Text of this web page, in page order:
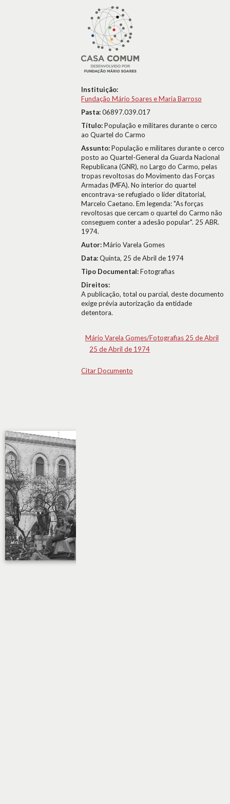
Instituição:
Fundação Mário Soares e Maria Barroso
Pasta:06897.039.017
Título:População e militares durante o cerco
ao Quartel do Carmo
Assunto:População e militares durante o cerco
posto ao Quartel-General da Guarda Nacional
Republicana (GNR), no Largo do Carmo, pelas
tropas revoltosas do Movimento das Forças
Armadas (MFA). No interior do quartel
encontrava-se refugiado o líder ditatorial,
Marcelo Caetano. Em legenda: "As forças
revoltosas que cercam o quartel do Carmo não
conseguem conter a adesão popular". 25 ABR.
1974.
Autor:Mário Varela Gomes
Data:Quinta, 25 de Abril de 1974
Tipo Documental:Fotografias
Direitos:
A publicação, total ou parcial, deste documento
exige prévia autorização da entidade
detentora.
Mário Varela Gomes/Fotografias 25 de Abril
25 de Abril de 1974
Citar Documento